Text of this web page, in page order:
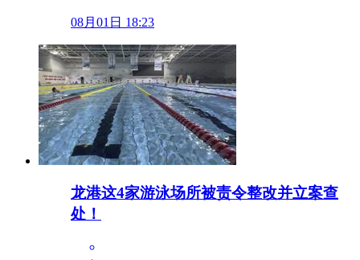
08月01日 18:23
龙港这4家游泳场所被责令整改并立案查
处！